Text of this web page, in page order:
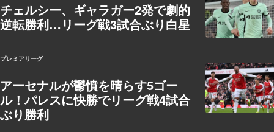
チェルシー、ギャラガー2発で劇的
逆転勝利…リーグ戦3試合ぶり白星
プレミアリーグ
アーセナルが鬱憤を晴らす5ゴー
ル！パレスに快勝でリーグ戦4試合
ぶり勝利